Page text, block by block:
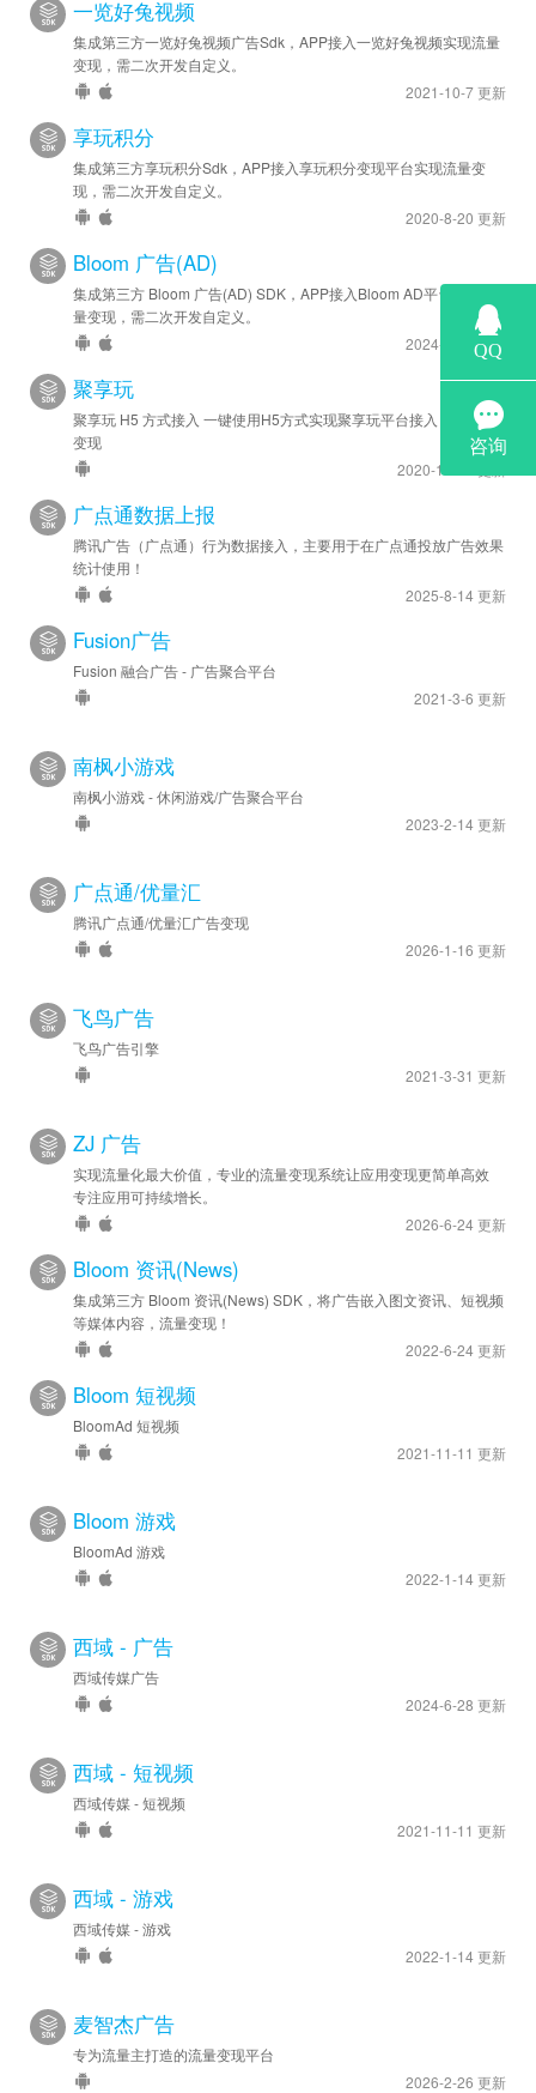
一览好兔视频
集成第三方一览好兔视频广告Sdk，APP接入一览好兔视频实现流量
变现，需二次开发自定义。
2021-10-7 更新
享玩积分
集成第三方享玩积分Sdk，APP接入享玩积分变现平台实现流量变
现，需二次开发自定义。
2020-8-20 更新
Bloom 广告(AD)
集成第三方 Bloom 广告(AD) SDK，APP接入Bloom AD平台实现流
量变现，需二次开发自定义。
2024-6-28 更新
聚享玩
聚享玩 H5 方式接入 一键使用H5方式实现聚享玩平台接入 实现流量
变现
2020-12-14 更新
广点通数据上报
腾讯广告（广点通）行为数据接入，主要用于在广点通投放广告效果
统计使用！
2025-8-14 更新
Fusion广告
Fusion 融合广告 - 广告聚合平台
2021-3-6 更新
南枫小游戏
南枫小游戏 - 休闲游戏/广告聚合平台
2023-2-14 更新
广点通/优量汇
腾讯广点通/优量汇广告变现
2026-1-16 更新
飞鸟广告
飞鸟广告引擎
2021-3-31 更新
ZJ 广告
实现流量化最大价值，专业的流量变现系统让应用变现更简单高效
专注应用可持续增长。
2026-6-24 更新
Bloom 资讯(News)
集成第三方 Bloom 资讯(News) SDK，将广告嵌入图文资讯、短视频
等媒体内容，流量变现！
2022-6-24 更新
Bloom 短视频
BloomAd 短视频
2021-11-11 更新
Bloom 游戏
BloomAd 游戏
2022-1-14 更新
西域 - 广告
西域传媒广告
2024-6-28 更新
西域 - 短视频
西域传媒 - 短视频
2021-11-11 更新
西域 - 游戏
西域传媒 - 游戏
2022-1-14 更新
麦智杰广告
专为流量主打造的流量变现平台
2026-2-26 更新